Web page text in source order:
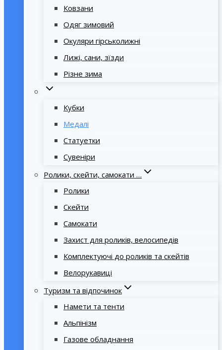
Ковзани
Одяг зимовий
Окуляри гірськолижні
Лижі, сани, зїзди
Різне зима
Кубки
Медалі
Статуетки
Сувеніри
Ролики, скейти, самокати …
Ролики
Скейти
Самокати
Захист для роликів, велосипедів
Комплектуючі до роликів та скейтів
Велорукавиці
Туризм та відпочинок
Намети та тенти
Альпінізм
Газове обладнання